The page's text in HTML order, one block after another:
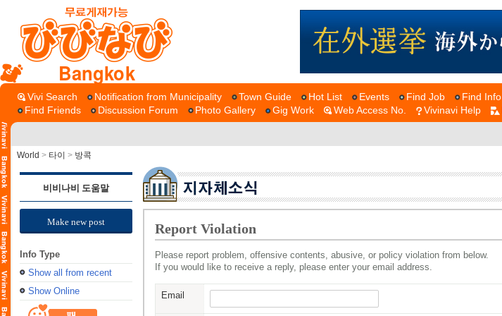
Bangkok
Vivi Search Notification from Municipality Town Guide Hot List Events Find Job Find Info
Find Friends
Discussion Forum Photo Gallery Gig Work Web Access No. Vivinavi Help
World > 타이 > 방콕
비비나비 도움말
Make new post
Info Type
Show all from recent
Show Online
Report Violation
Please report problem, offensive contents, abusive, or policy violation from below.
If you would like to receive a reply, please enter your email address.
Email